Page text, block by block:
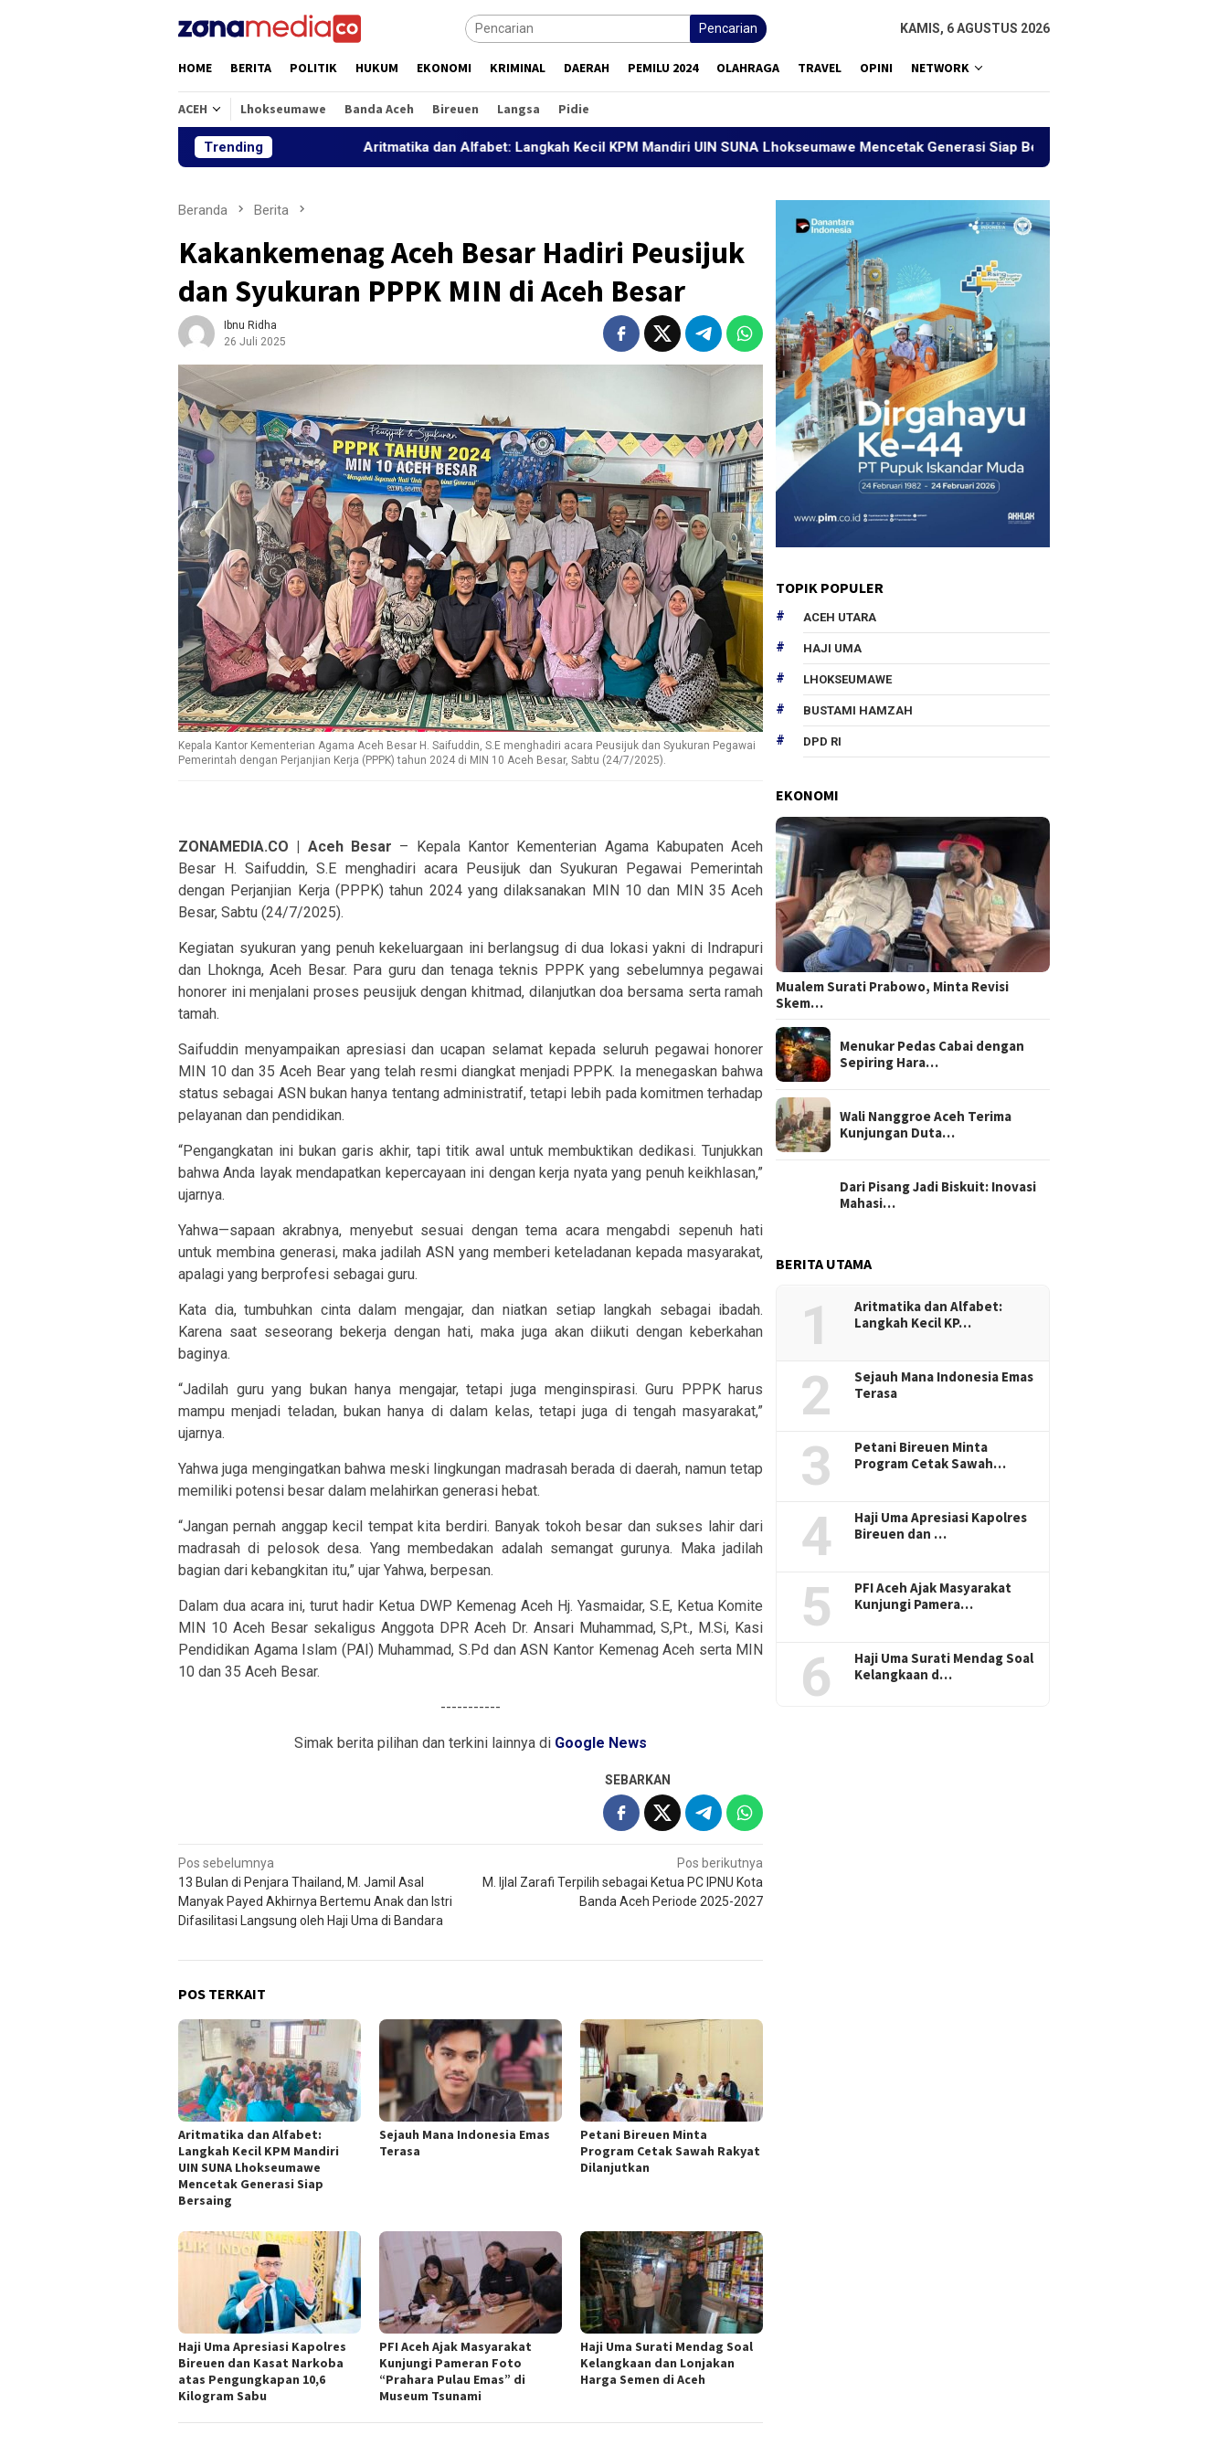
Pencarian KAMIS, 6 AGUSTUS 2026
HOME BERITA POLITIK HUKUM EKONOMI KRIMINAL DAERAH PEMILU 2024 OLAHRAGA TRAVEL OPINI NETWORK
ACEH Lhokseumawe Banda Aceh Bireuen Langsa Pidie
Trending Aritmatika dan Alfabet: Langkah Kecil KPM Mandiri UIN SUNA Lhokseumawe Mencetak Generasi Siap Bersaing
Beranda Berita
Kakankemenag Aceh Besar Hadiri Peusijuk
dan Syukuran PPPK MIN di Aceh Besar
Ibnu Ridha
26 Juli 2025
Kepala Kantor Kementerian Agama Aceh Besar H. Saifuddin, S.E menghadiri acara Peusijuk dan Syukuran Pegawai
Pemerintah dengan Perjanjian Kerja (PPPK) tahun 2024 di MIN 10 Aceh Besar, Sabtu (24/7/2025).
ZONAMEDIA.CO | Aceh Besar – Kepala Kantor Kementerian Agama Kabupaten Aceh
Besar H. Saifuddin, S.E menghadiri acara Peusijuk dan Syukuran Pegawai Pemerintah
dengan Perjanjian Kerja (PPPK) tahun 2024 yang dilaksanakan MIN 10 dan MIN 35 Aceh
Besar, Sabtu (24/7/2025).
Kegiatan syukuran yang penuh kekeluargaan ini berlangsug di dua lokasi yakni di Indrapuri
dan Lhoknga, Aceh Besar. Para guru dan tenaga teknis PPPK yang sebelumnya pegawai
honorer ini menjalani proses peusijuk dengan khitmad, dilanjutkan doa bersama serta ramah
tamah.
Saifuddin menyampaikan apresiasi dan ucapan selamat kepada seluruh pegawai honorer
MIN 10 dan 35 Aceh Bear yang telah resmi diangkat menjadi PPPK. Ia menegaskan bahwa
status sebagai ASN bukan hanya tentang administratif, tetapi lebih pada komitmen terhadap
pelayanan dan pendidikan.
“Pengangkatan ini bukan garis akhir, tapi titik awal untuk membuktikan dedikasi. Tunjukkan
bahwa Anda layak mendapatkan kepercayaan ini dengan kerja nyata yang penuh keikhlasan,”
ujarnya.
Yahwa—sapaan akrabnya, menyebut sesuai dengan tema acara mengabdi sepenuh hati
untuk membina generasi, maka jadilah ASN yang memberi keteladanan kepada masyarakat,
apalagi yang berprofesi sebagai guru.
Kata dia, tumbuhkan cinta dalam mengajar, dan niatkan setiap langkah sebagai ibadah.
Karena saat seseorang bekerja dengan hati, maka juga akan diikuti dengan keberkahan
baginya.
“Jadilah guru yang bukan hanya mengajar, tetapi juga menginspirasi. Guru PPPK harus
mampu menjadi teladan, bukan hanya di dalam kelas, tetapi juga di tengah masyarakat,”
ujarnya.
Yahwa juga mengingatkan bahwa meski lingkungan madrasah berada di daerah, namun tetap
memiliki potensi besar dalam melahirkan generasi hebat.
“Jangan pernah anggap kecil tempat kita berdiri. Banyak tokoh besar dan sukses lahir dari
madrasah di pelosok desa. Yang membedakan adalah semangat gurunya. Maka jadilah
bagian dari kebangkitan itu,” ujar Yahwa, berpesan.
Dalam dua acara ini, turut hadir Ketua DWP Kemenag Aceh Hj. Yasmaidar, S.E, Ketua Komite
MIN 10 Aceh Besar sekaligus Anggota DPR Aceh Dr. Ansari Muhammad, S,Pt., M.Si, Kasi
Pendidikan Agama Islam (PAI) Muhammad, S.Pd dan ASN Kantor Kemenag Aceh serta MIN
10 dan 35 Aceh Besar.
-----------
Simak berita pilihan dan terkini lainnya di Google News
SEBARKAN
Navigasi
pos
Pos sebelumnya
13 Bulan di Penjara Thailand, M. Jamil Asal
Manyak Payed Akhirnya Bertemu Anak dan Istri
Difasilitasi Langsung oleh Haji Uma di Bandara
Pos berikutnya
M. Ijlal Zarafi Terpilih sebagai Ketua PC IPNU Kota
Banda Aceh Periode 2025-2027
POS TERKAIT
Aritmatika dan Alfabet:
Langkah Kecil KPM Mandiri
UIN SUNA Lhokseumawe
Mencetak Generasi Siap
Bersaing
Sejauh Mana Indonesia Emas
Terasa
Petani Bireuen Minta
Program Cetak Sawah Rakyat
Dilanjutkan
Haji Uma Apresiasi Kapolres
Bireuen dan Kasat Narkoba
atas Pengungkapan 10,6
Kilogram Sabu
PFI Aceh Ajak Masyarakat
Kunjungi Pameran Foto
“Prahara Pulau Emas” di
Museum Tsunami
Haji Uma Surati Mendag Soal
Kelangkaan dan Lonjakan
Harga Semen di Aceh
TOPIK POPULER
ACEH UTARA
HAJI UMA
LHOKSEUMAWE
BUSTAMI HAMZAH
DPD RI
EKONOMI
Mualem Surati Prabowo, Minta Revisi
Skem…
Menukar Pedas Cabai dengan
Sepiring Hara…
Wali Nanggroe Aceh Terima
Kunjungan Duta…
Dari Pisang Jadi Biskuit: Inovasi
Mahasi…
BERITA UTAMA
1
Aritmatika dan Alfabet:
Langkah Kecil KP…
2
Sejauh Mana Indonesia Emas
Terasa
3
Petani Bireuen Minta
Program Cetak Sawah…
4
Haji Uma Apresiasi Kapolres
Bireuen dan …
5
PFI Aceh Ajak Masyarakat
Kunjungi Pamera…
6
Haji Uma Surati Mendag Soal
Kelangkaan d…